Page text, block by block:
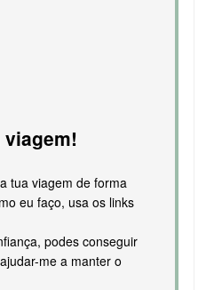
tua viagem de forma
eu faço, usa os links
podes conseguir
me a manter o